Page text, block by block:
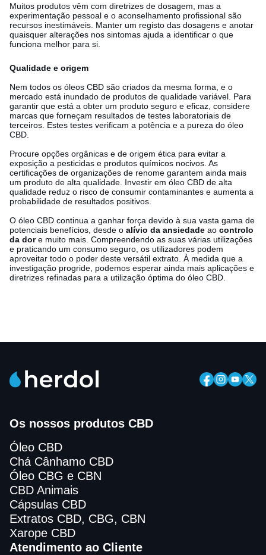
Muitos produtos vêm com diretrizes de dosagem, mas a
experimentação pessoal e o aconselhamento profissional são
recursos inestimáveis. Manter um registo das dosagens e anotar
quaisquer alterações nos sintomas ajuda a identificar o que
funciona melhor para si.
Qualidade e origem
Nem todos os óleos CBD são criados da mesma forma, e o
mercado está inundado de produtos de qualidade variável. Para
garantir que está a obter um produto seguro e eficaz, considere
marcas que forneçam resultados de testes laboratoriais de
terceiros. Estes testes verificam a potência e a pureza do óleo
CBD.
Procure opções orgânicas e de origem ética para evitar a
exposição a pesticidas e produtos químicos nocivos. As
certificações de organizações de renome garantem ainda mais
um produto de alta qualidade. Investir em óleo CBD de alta
qualidade reduz o risco de consumir contaminantes e aumenta a
probabilidade de resultados positivos.
O óleo CBD continua a ganhar força devido à sua vasta gama de
potenciais benefícios, desde o alívio da ansiedade ao controlo
da dore muito mais. Compreendendo as suas várias utilizações
e praticando um consumo seguro, os utilizadores podem
aproveitar todo o poder deste versátil extrato. À medida que a
investigação progride, podemos esperar ainda mais aplicações e
diretrizes refinadas para a utilização óptima do óleo CBD.
Os nossos produtos CBD
Óleo CBD
Chá Cânhamo CBD
Óleo CBG e CBN
CBD Animais
Cápsulas CBD
Extratos CBD, CBG, CBN
Xarope CBD
Atendimento ao Cliente